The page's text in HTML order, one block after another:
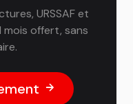
URSSAF et
offert, sans